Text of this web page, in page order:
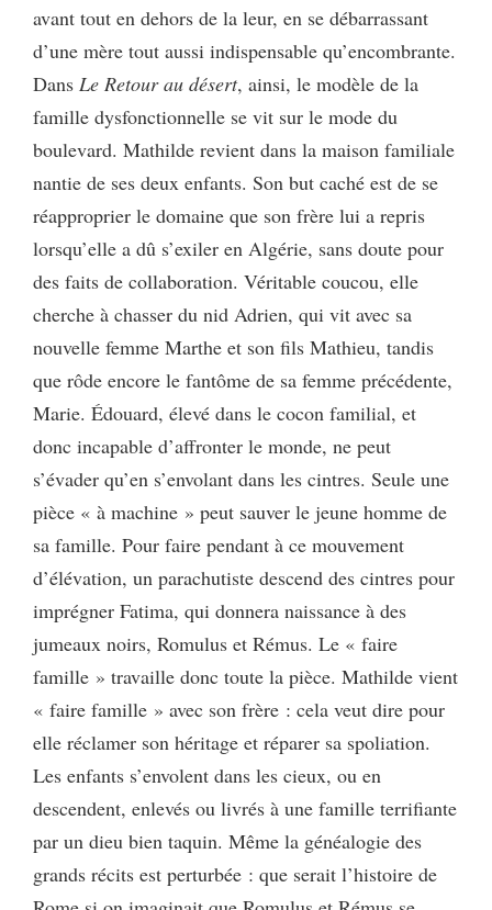
avant tout en dehors de la leur, en se débarrassant
d’une mère tout aussi indispensable qu’encombrante.
Dans Le Retour au désert, ainsi, le modèle de la
famille dysfonctionnelle se vit sur le mode du
boulevard. Mathilde revient dans la maison familiale
nantie de ses deux enfants. Son but caché est de se
réapproprier le domaine que son frère lui a repris
lorsqu’elle a dû s’exiler en Algérie, sans doute pour
des faits de collaboration. Véritable coucou, elle
cherche à chasser du nid Adrien, qui vit avec sa
nouvelle femme Marthe et son fils Mathieu, tandis
que rôde encore le fantôme de sa femme précédente,
Marie. Édouard, élevé dans le cocon familial, et
donc incapable d’affronter le monde, ne peut
s’évader qu’en s’envolant dans les cintres. Seule une
pièce « à machine » peut sauver le jeune homme de
sa famille. Pour faire pendant à ce mouvement
d’élévation, un parachutiste descend des cintres pour
imprégner Fatima, qui donnera naissance à des
jumeaux noirs, Romulus et Rémus. Le « faire
famille » travaille donc toute la pièce. Mathilde vient
« faire famille » avec son frère : cela veut dire pour
elle réclamer son héritage et réparer sa spoliation.
Les enfants s’envolent dans les cieux, ou en
descendent, enlevés ou livrés à une famille terrifiante
par un dieu bien taquin. Même la généalogie des
grands récits est perturbée : que serait l’histoire de